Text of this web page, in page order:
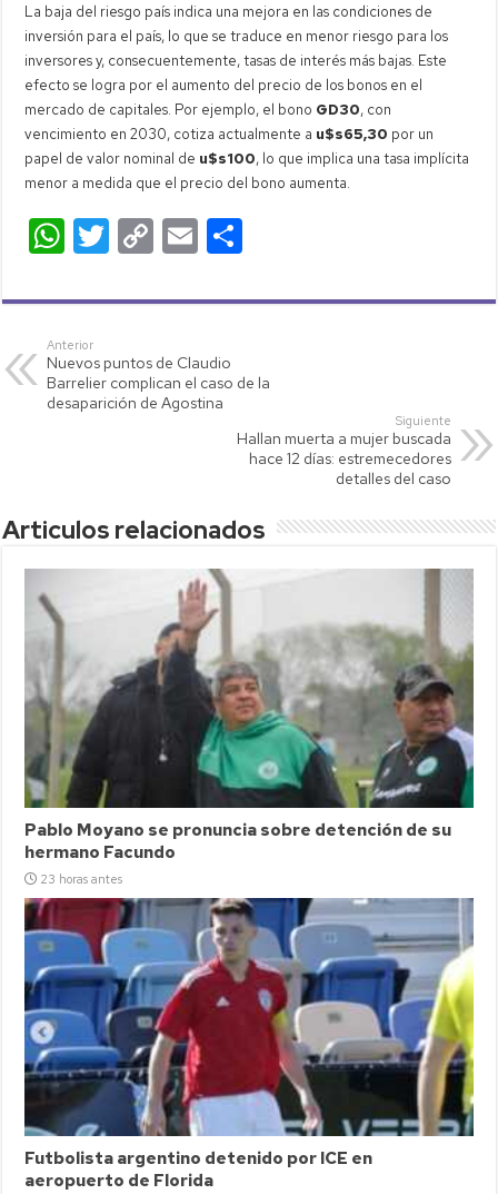
La baja del riesgo país indica una mejora en las condiciones de
inversión para el país, lo que se traduce en menor riesgo para los
inversores y, consecuentemente, tasas de interés más bajas. Este
efecto se logra por el aumento del precio de los bonos en el
mercado de capitales. Por ejemplo, el bono GD30, con
vencimiento en 2030, cotiza actualmente a u$s65,30 por un
papel de valor nominal de u$s100, lo que implica una tasa implícita
menor a medida que el precio del bono aumenta.
W
at
s
A
p
T
tt
C
p
Li
nk
E
ail m
ar
Anterior
Nuevos puntos de Claudio
Barrelier complican el caso de la
desaparición de Agostina
Siguiente
Hallan muerta a mujer buscada
hace 12 días: estremecedores
detalles del caso
Articulos relacionados
Pablo Moyano se pronuncia sobre detención de su
hermano Facundo
23 horas antes
Futbolista argentino detenido por ICE en
aeropuerto de Florida